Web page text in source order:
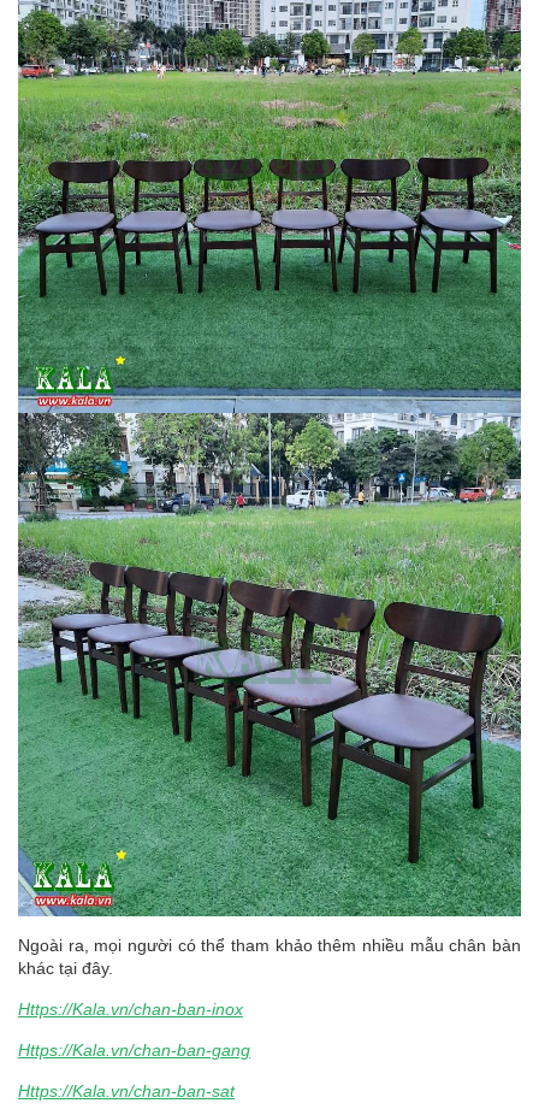
Ngoài ra, mọi người có thể tham khảo thêm nhiều mẫu chân bàn
khác tại đây.
Https://Kala.vn/chan-ban-inox
Https://Kala.vn/chan-ban-gang
Https://Kala.vn/chan-ban-sat